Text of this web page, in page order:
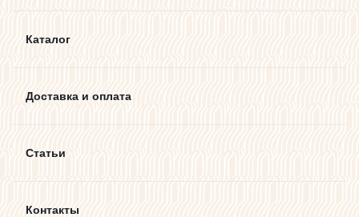
Каталог
Доставка и оплата
Статьи
Контакты